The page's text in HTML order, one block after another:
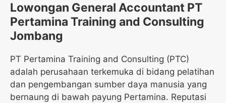
Lowongan General Accountant PT
Pertamina Training and Consulting
Jombang
PT Pertamina Training and Consulting (PTC)
adalah perusahaan terkemuka di bidang pelatihan
dan pengembangan sumber daya manusia yang
bernaung di bawah payung Pertamina. Reputasi